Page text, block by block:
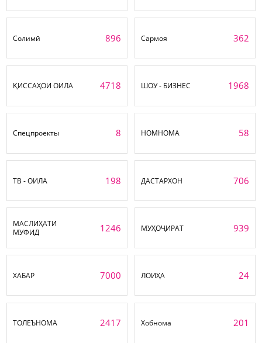
Солимӣ 896 Сармоя 362
ҚИССАҲОИ ОИЛА 4718 ШОУ - БИЗНЕС 1968
Спецпроекты 8 НОМНОМА 58
ТВ - ОИЛА 198 ДАСТАРХОН 706
МАСЛИҲАТИ
МУФИД
1246 МУҲОҶИРАТ 939
ХАБАР 7000 ЛОИҲА 24
ТОЛЕЪНОМА 2417 Хобнома 201